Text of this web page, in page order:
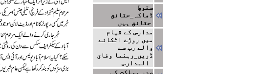
سقوطِ
ڈھاکہ_حقائق
حقائق ہیں
مدارس کے قیام
میں روڑے اٹکانے
والے رب سے
ڈریں_رہنما وفاق
صدرِ مملکت کی